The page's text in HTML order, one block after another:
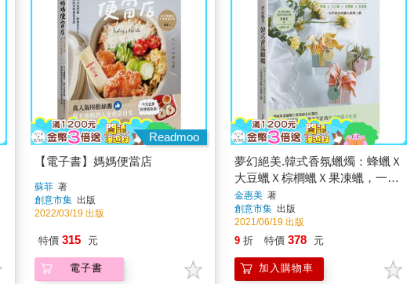
Readmoo
【電子書】媽媽便當店
蘇菲著
創意市集 出版
2022/03/19 出版
特價 315 元
電子書
夢幻絕美.韓式香氛蠟燭：蜂蠟Ｘ
大豆蠟Ｘ棕櫚蠟Ｘ果凍蠟，一次
學會30款職人經典工藝
金惠美著
創意市集 出版
2021/06/19 出版
9 折 特價 378 元
加入購物車